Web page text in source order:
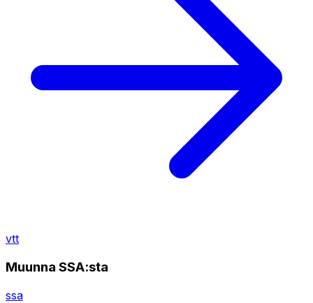
vtt
Muunna SSA:sta
ssa